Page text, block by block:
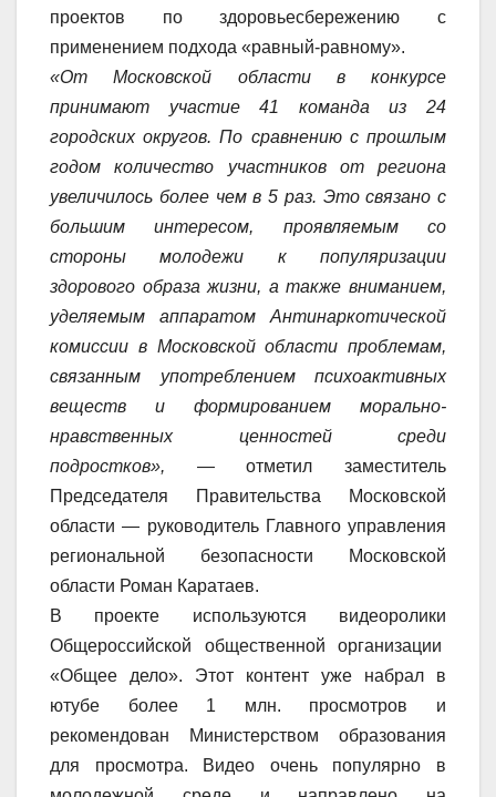
проектов по здоровьесбережению с
применением подхода «равный-равному».
«От Московской области в конкурсе
принимают участие 41 команда из 24
городских округов. По сравнению с прошлым
годом количество участников от региона
увеличилось более чем в 5 раз. Это связано с
большим интересом, проявляемым со
стороны молодежи к популяризации
здорового образа жизни, а также вниманием,
уделяемым аппаратом Антинаркотической
комиссии в Московской области проблемам,
связанным употреблением психоактивных
веществ и формированием морально-
нравственных ценностей среди
подростков», — отметил заместитель
Председателя Правительства Московской
области — руководитель Главного управления
региональной безопасности Московской
области Роман Каратаев.
В проекте используются видеоролики
Общероссийской общественной организации
«Общее дело». Этот контент уже набрал в
ютубе более 1 млн. просмотров и
рекомендован Министерством образования
для просмотра. Видео очень популярно в